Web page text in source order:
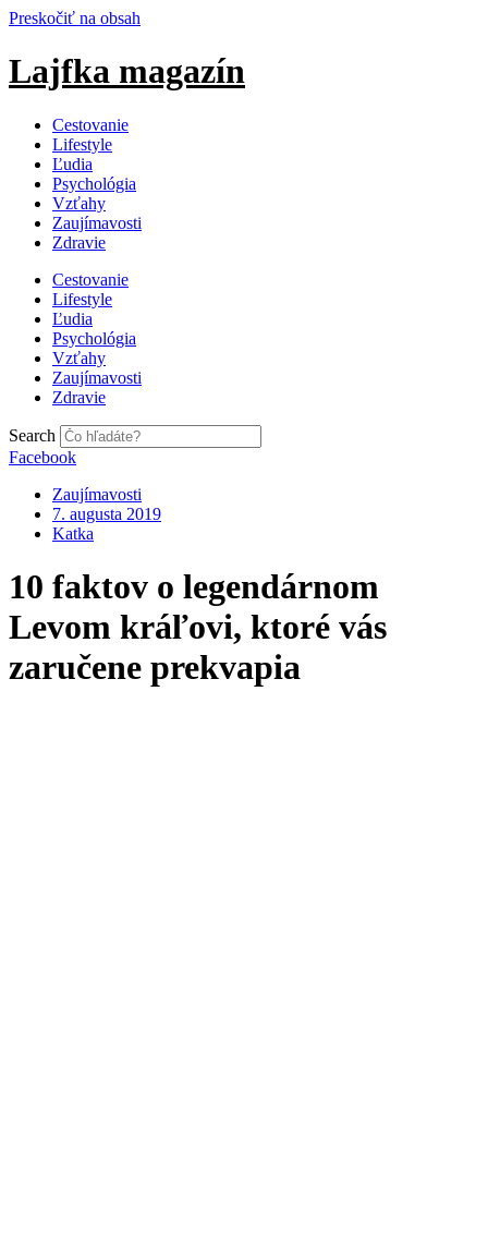
Preskočiť na obsah
Lajfka magazín
Cestovanie
Lifestyle
Ľudia
Psychológia
Vzťahy
Zaujímavosti
Zdravie
Cestovanie
Lifestyle
Ľudia
Psychológia
Vzťahy
Zaujímavosti
Zdravie
Search
Facebook
Zaujímavosti
7. augusta 2019
Katka
10 faktov o legendárnom
Levom kráľovi, ktoré vás
zaručene prekvapia